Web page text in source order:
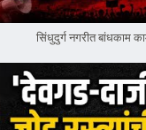
सिंधुदुर्ग नगरीत बांधकाम